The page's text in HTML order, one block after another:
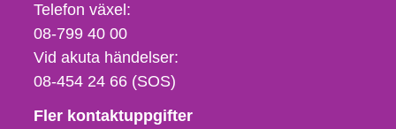
Telefon,
fax
och
e-
Telefon växel:
08-799 40 00
Vid akuta händelser:
08-454 24 66 (SOS)
Fler kontaktuppgifter